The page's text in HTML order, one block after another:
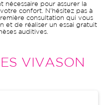
nécessaire pour assurer la
confort. N'hésitez pas à
consultation qui vous
et de réaliser un essai gratuit
auditives.
VIVASON